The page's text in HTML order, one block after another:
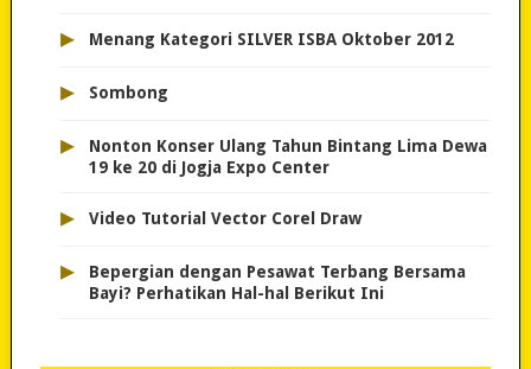
▸ Menang Kategori SILVER ISBA Oktober 2012
▸ Sombong
▸
Nonton Konser Ulang Tahun Bintang Lima Dewa
19 ke 20 di Jogja Expo Center
▸ Video Tutorial Vector Corel Draw
▸
Bepergian dengan Pesawat Terbang Bersama
Bayi? Perhatikan Hal-hal Berikut Ini